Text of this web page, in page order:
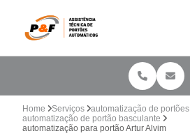
Home Serviços
automatização de portões
automatização de portão basculante
automatização para portão Artur Alvim